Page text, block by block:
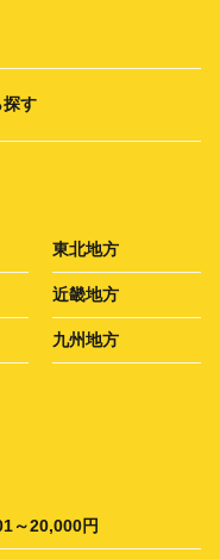
探す
東北地方
近畿地方
九州地方
～20,000円